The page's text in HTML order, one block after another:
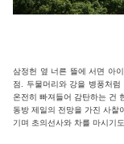
삼정헌 옆 너른 뜰에 서면 아
점. 두물머리와 강을 병풍처
온전히 빠져들어 감탄하는 건
동방 제일의 전망을 가진 사찰
기며 초의선사와 차를 마시기